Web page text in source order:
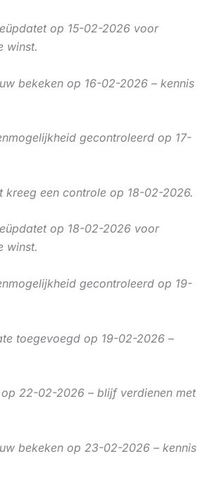
op 15-02-2026 voor
winst.
bekeken op 16-02-2026 – kennis
gecontroleerd op 17-
kreeg een controle op 18-02-2026.
op 18-02-2026 voor
winst.
gecontroleerd op 19-
toegevoegd op 19-02-2026 –
22-02-2026 – blijf verdienen met
bekeken op 23-02-2026 – kennis